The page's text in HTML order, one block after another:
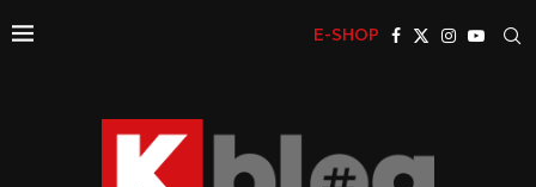
E-SHOP